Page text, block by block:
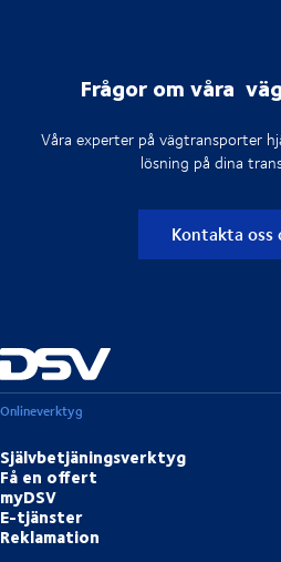
Frågor om våra
Våra experter på vägtransporter
lösning på dina
Kontakta oss
Onlineverktyg
Självbetjäningsverktyg
Få en offert
myDSV
E-tjänster
Reklamation